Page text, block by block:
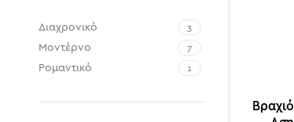
Διαχρονικό 3
Μοντέρνο 7
Ρομαντικό 1